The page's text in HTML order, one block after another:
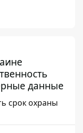
данные
срок охраны